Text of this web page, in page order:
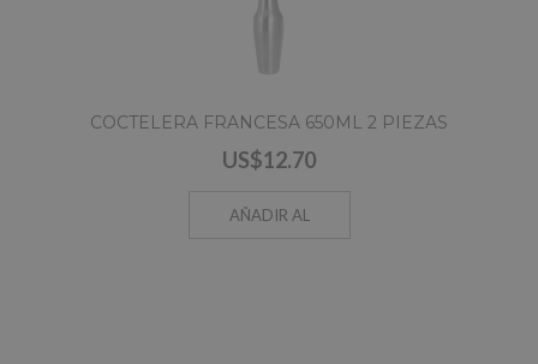
COCTELERA FRANCESA 650ML 2 PIEZAS
US$12.70
AÑADIR AL